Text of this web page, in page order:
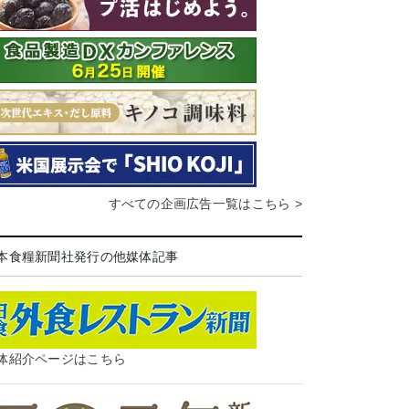
すべての企画広告一覧はこちら >
食糧新聞社発行の他媒体記事
紹介ページはこちら